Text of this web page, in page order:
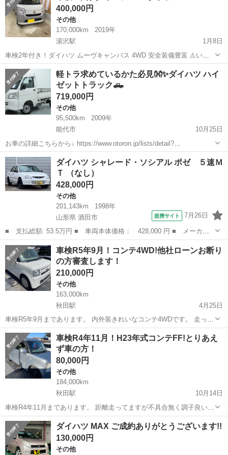
400,000円
その他
170,000km
2019年
湯沢駅
1月8日
車検2年付き！ダイハツ ムーヴキャンバス 4WD 安全装備豊富 ⚠️いき
なり購入しないでください メーカー···ダイハツ DAIHATSU 車種···ム
ーヴキャンバス MOVE CANBUS グレード…G“メイクアップSA...
秋田 湯沢市 湯沢駅 ムーヴキャンバス
軽トラ求めているかた必見👐✨ダイハツ ハイ
ゼットトラック🛻
719,000円
その他
95,500km
2009年
能代市
10月25日
お車の詳細こちらから↓ https://www.otoron.jp/lists/detail?
carno=040204 来店不要で全国対応中🗾(※沖縄/北海道/離島除く) 携帯
さえあれば即日審査・契約もできちゃう✨...
秋田 能代市 その他
ダイハツ シャレード・ソシアル ポゼ ５速Ｍ
Ｔ （なし）
428,000円
その他
201,143km
1998年
山形県 酒田市
提携サイト 7月26日
■ 支払総額: 53.5万円 ■ 車両本体価格： 428,000 円 ■ メーカー
名： ダイハツ ■ 車種名： シャレード・ソシアル ■ グレード
名： ポゼ ５速ＭＴ ■ 排気量： 1500cc ■ ドア枚数： 4D
■ ...
山形 酒田市 その他
車検R5年9月！コンテ4WD!他社ローンお断り
の方審査します！
210,000円
その他
163,000km
秋田駅
4月25日
車検R5年9月まであります。 内外装きれいなコンテ4WDです。 走って
曲がって止まってエアコン冷えてます。 アイドリングストップ車で
す。 現状販売なりますので現車確認お願いします。 現車確認や問い合
わせは午前10時...
秋田 秋田市 秋田駅 その他 コンテ
車検R4年11月！H23年式コンテFF!とりあえ
ず車の方！
80,000円
その他
184,000km
秋田駅
10月14日
車検R4年11月まであります。 距離走ってますが不具合無く調子良いで
す。 走って曲がって止まってエアコン冷えてます。 現状販売なります
ので現車確認下さい。 個人分割不可です。 お支払い無く取り置きはお
断りしてます。...
秋田 秋田市 秋田駅 コンテ
ダイハツ MAX ご成約ありがとうございます!!
130,000円
その他